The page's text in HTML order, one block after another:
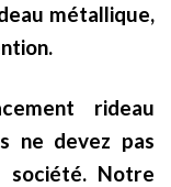
métallique,
rideau
ne devez pas
société. Notre